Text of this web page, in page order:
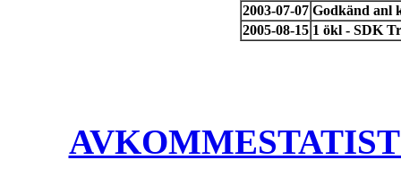
2003-07-07 Godkänd anl
2005-08-15 1 ökl - SDK